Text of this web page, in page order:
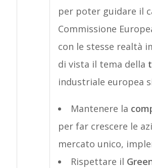
per poter guidare il
Commissione
con le stesse realtà
di vista il tema della
industriale europea
Mantenere la
per far crescere le
mercato unico,
Rispettare il